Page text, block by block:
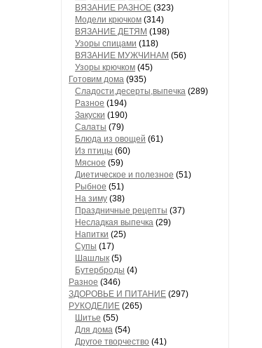
ВЯЗАНИЕ РАЗНОЕ (323)
Модели крючком (314)
ВЯЗАНИЕ ДЕТЯМ (198)
Узоры спицами (118)
ВЯЗАНИЕ МУЖЧИНАМ (56)
Узоры крючком (45)
Готовим дома (935)
Сладости,десерты,выпечка (289)
Разное (194)
Закуски (190)
Салаты (79)
Блюда из овощей (61)
Из птицы (60)
Мясное (59)
Диетическое и полезное (51)
Рыбное (51)
На зиму (38)
Праздничные рецепты (37)
Несладкая выпечка (29)
Напитки (25)
Супы (17)
Шашлык (5)
Бутерброды (4)
Разное (346)
ЗДОРОВЬЕ И ПИТАНИЕ (297)
РУКОДЕЛИЕ (265)
Шитье (55)
Для дома (54)
Другое творчество (41)